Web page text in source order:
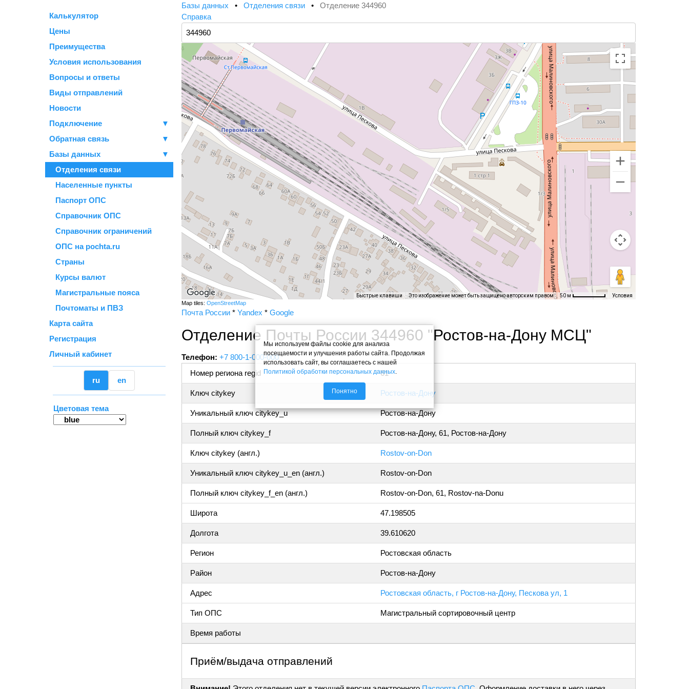
Калькулятор
Цены
Преимущества
Условия использования
Вопросы и ответы
Виды отправлений
Новости
Подключение
▼
Обратная связь
▼
Базы данных
▼
Отделения связи
Населенные пункты
Паспорт ОПС
Справочник ОПС
Справочник ограничений
ОПС на pochta.ru
Страны
Курсы валют
Магистральные пояса
Почтоматы и ПВЗ
Карта сайта
Регистрация
Личный кабинет
ru en
Цветовая тема
Базы данных • Отделения связи • Отделение 344960
Справка
Быстрые клавиши Это изображение может быть защищено авторским правом 50 м Условия
Map tiles: OpenStreetMap
Почта России * Yandex * Google
Отделение Почты России 344960 "Ростов-на-Дону МСЦ"
Телефон: +7 800-1-000-000
Номер региона regid
61
Ключ citykey Ростов-на-Дону
Уникальный ключ citykey_u Ростов-на-Дону
Полный ключ citykey_f Ростов-на-Дону, 61, Ростов-на-Дону
Ключ citykey (англ.) Rostov-on-Don
Уникальный ключ citykey_u_en (англ.) Rostov-on-Don
Полный ключ citykey_f_en (англ.) Rostov-on-Don, 61, Rostov-na-Donu
Широта 47.198505
Долгота 39.610620
Регион Ростовская область
Район Ростов-на-Дону
Адрес Ростовская область, г Ростов-на-Дону, Пескова ул, 1
Тип ОПС Магистральный сортировочный центр
Время работы
Приём/выдача отправлений
Мы используем файлы cookie для анализа
посещаемости и улучшения работы сайта. Продолжая
использовать сайт, вы соглашаетесь с нашей
Политикой обработки персональных данных.
Понятно